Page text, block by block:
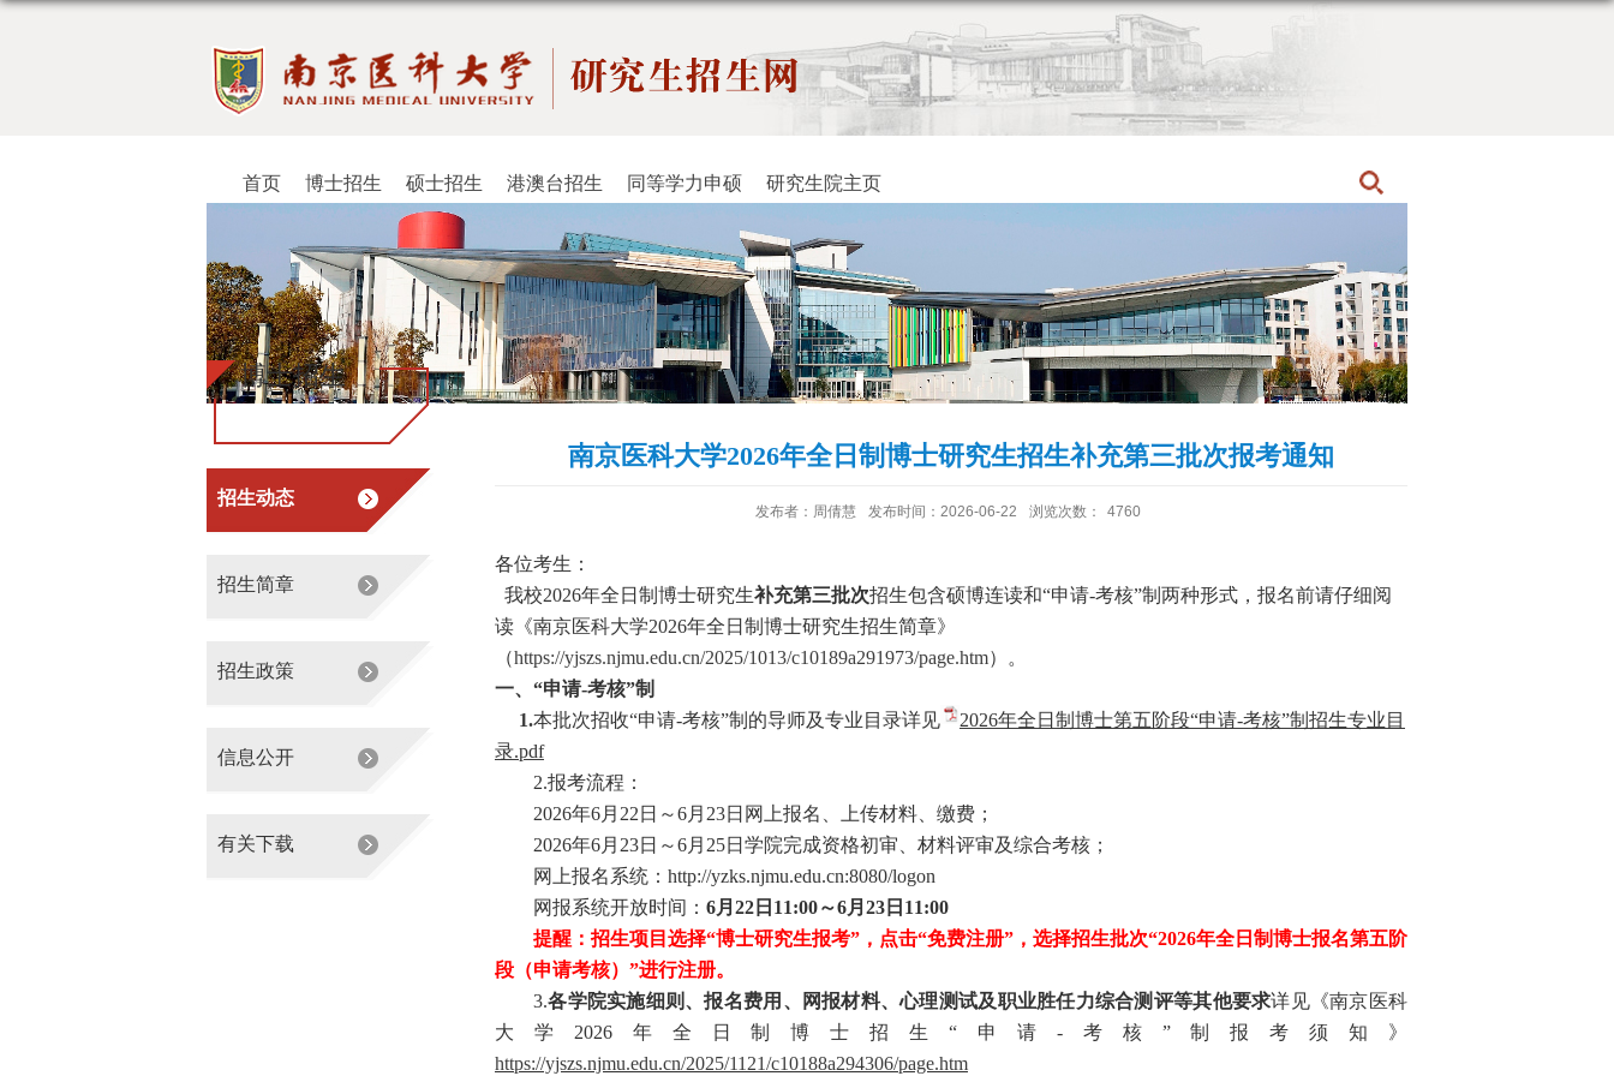
首页 博士招生 硕士招生 港澳台招生 同等学力申硕 研究生院主页
博士招生
招生动态
招生简章
招生政策
信息公开
有关下载
首页 博士招生 招生动态
南京医科大学2026年全日制博士研究生招生补充第三批次报考通知
发布者：周倩慧 发布时间：2026-06-22 浏览次数： 4760
各位考生：
我校2026年全日制博士研究生补充第三批次招生包含硕博连读和“申请-考核”制两种形式，报名前请仔细阅
读《南京医科大学2026年全日制博士研究生招生简章》
（https://yjszs.njmu.edu.cn/2025/1013/c10189a291973/page.htm）。
一、 “申请-考核”制
1.本批次招收“申请-考核”制的导师及专业目录详见
2026年全日制博士第五阶段“申请-考核”制招生专业目
录.pdf
2.报考流程：
2026年6月 22 日～6月 23日网上报名、上传材料、缴费；
2026年6月 23日～6月 25日学院完成资格初审、材料评审及综合考核；
网上报名系统： http://yzks.njmu.edu.cn:8080/logon
网报系统开放时间： 6月 22 日 11:00～6月 23 日 11:00
提醒：招生项目选择“博士研究生报考”，点击“免费注册”，选择招生批次“2026年全日制博士报名第五阶
段（申请考核） ”进行注册。
3.各学院实施细则、报名费用、网报材料、心理测试及职业胜任力综合测评等其他要求详见《南京医科
大学 2026年全日制博士招生“申请-考核”制报考须知》
https://yjszs.njmu.edu.cn/2025/1121/c10188a294306/page.htm